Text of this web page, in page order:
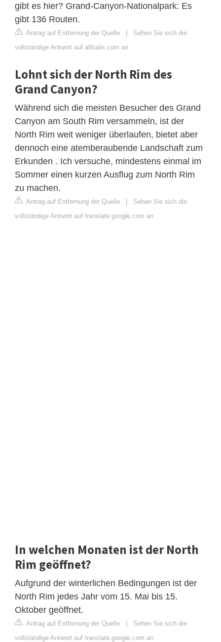
gibt es hier? Grand-Canyon-Nationalpark: Es
gibt 136 Routen.
Antrag auf Entfernung der Quelle | Sehen Sie sich die
vollständige Antwort auf alltrails.com an
Lohnt sich der North Rim des
Grand Canyon?
Während sich die meisten Besucher des Grand
Canyon am South Rim versammeln, ist der
North Rim weit weniger überlaufen, bietet aber
dennoch eine atemberaubende Landschaft zum
Erkunden . Ich versuche, mindestens einmal im
Sommer einen kurzen Ausflug zum North Rim
zu machen.
Antrag auf Entfernung der Quelle | Sehen Sie sich die
vollständige Antwort auf translate.google.com an
In welchen Monaten ist der North
Rim geöffnet?
Aufgrund der winterlichen Bedingungen ist der
North Rim jedes Jahr vom 15. Mai bis 15.
Oktober geöffnet.
Antrag auf Entfernung der Quelle | Sehen Sie sich die
vollständige Antwort auf translate.google.com an